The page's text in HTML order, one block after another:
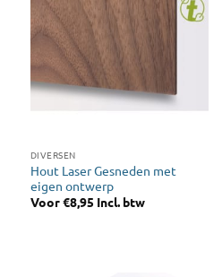
DIVERSEN
Hout Laser Gesneden met
eigen ontwerp
Voor€8,95 Incl. btw